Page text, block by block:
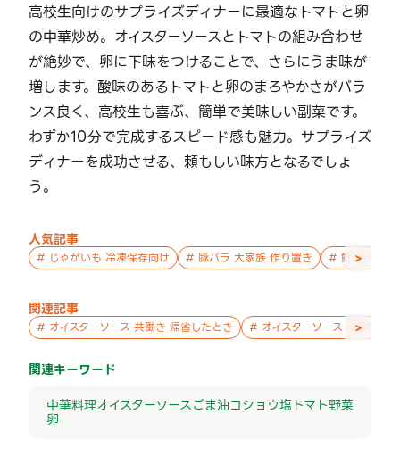
高校生向けのサプライズディナーに最適なトマトと卵
の中華炒め。オイスターソースとトマトの組み合わせ
が絶妙で、卵に下味をつけることで、さらにうま味が
増します。酸味のあるトマトと卵のまろやかさがバラ
ンス良く、高校生も喜ぶ、簡単で美味しい副菜です。
わずか10分で完成するスピード感も魅力。サプライズ
ディナーを成功させる、頼もしい味方となるでしょ
う。
人気記事
# じゃがいも 冷凍保存向け # 豚バラ 大家族 作り置き # 鮭 親子 作
>
関連記事
# オイスターソース 共働き 帰省したとき # オイスターソース 高校生 暑
>
関連キーワード
中華料理オイスターソースごま油コショウ塩トマト野菜
卵